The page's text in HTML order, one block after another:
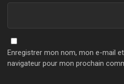
Enregistrer mon nom, mon e-mail
navigateur pour mon prochain